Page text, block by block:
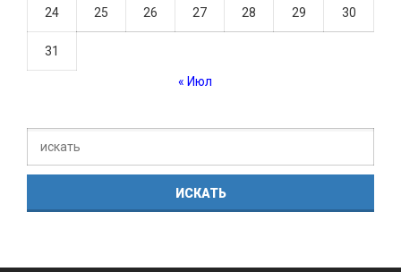
24 25 26 27 28 29 30
31
« Июл